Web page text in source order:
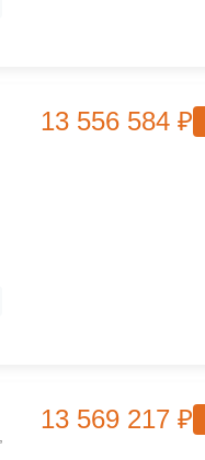
13 556 584 ₽
13 569 217 ₽